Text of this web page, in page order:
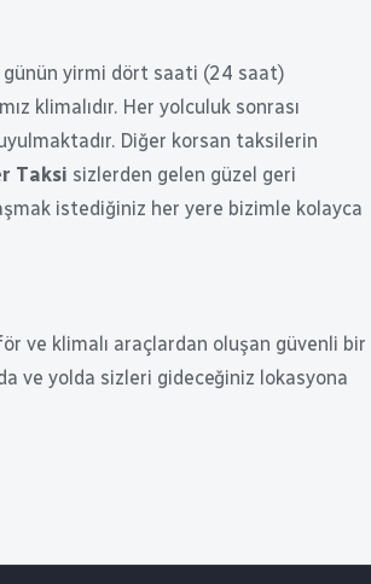
günün yirmi dört saati (24 saat)
klimalıdır. Her yolculuk sonrası
Diğer korsan taksilerin
Taksi sizlerden gelen güzel geri
istediğiniz her yere bizimle kolayca
ve klimalı araçlardan oluşan güvenli bir
ve yolda sizleri gideceğiniz lokasyona